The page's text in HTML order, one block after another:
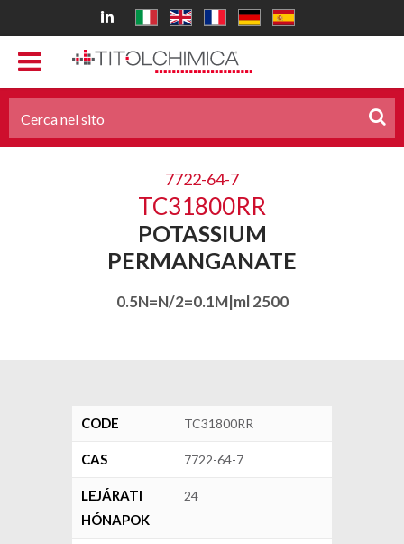
7722-64-7
TC31800RR
POTASSIUM
PERMANGANATE
0.5N=N/2=0.1M|ml 2500
CODE TC31800RR
CAS 7722-64-7
LEJÁRATI
HÓNAPOK
24